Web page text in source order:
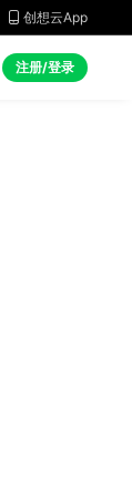
 创想云App
注册/登录